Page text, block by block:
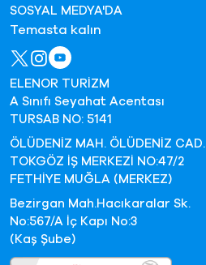
SOSYAL MEDYA'DA
Temasta kalın
ELENOR TURİZM
A Sınıfı Seyahat Acentası
TURSAB NO: 5141
ÖLÜDENİZ MAH. ÖLÜDENİZ CAD.
TOKGÖZ İŞ MERKEZİ NO:47/2
FETHİYE MUĞLA (MERKEZ)
Bezirgan Mah.Hacıkaralar Sk.
No:567/A İç Kapı No:3
(Kaş Şube)